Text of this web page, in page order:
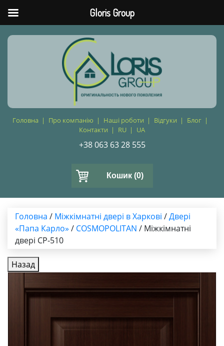
Головна Про компанію Наші роботи Відгуки
Блог
Контакти
RU UA
+38 063 63 28 555
Кошик (0)
Головна / Міжкімнатні двері в Харкові /Двері
«Папа Карло» / COSMOPOLITAN / Міжкімнатні
двері CP-510
Назад
Gloris Group